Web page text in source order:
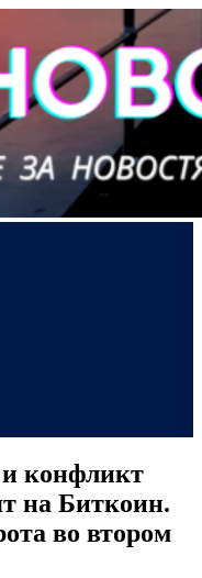
конфликт
на Биткоин.
во втором